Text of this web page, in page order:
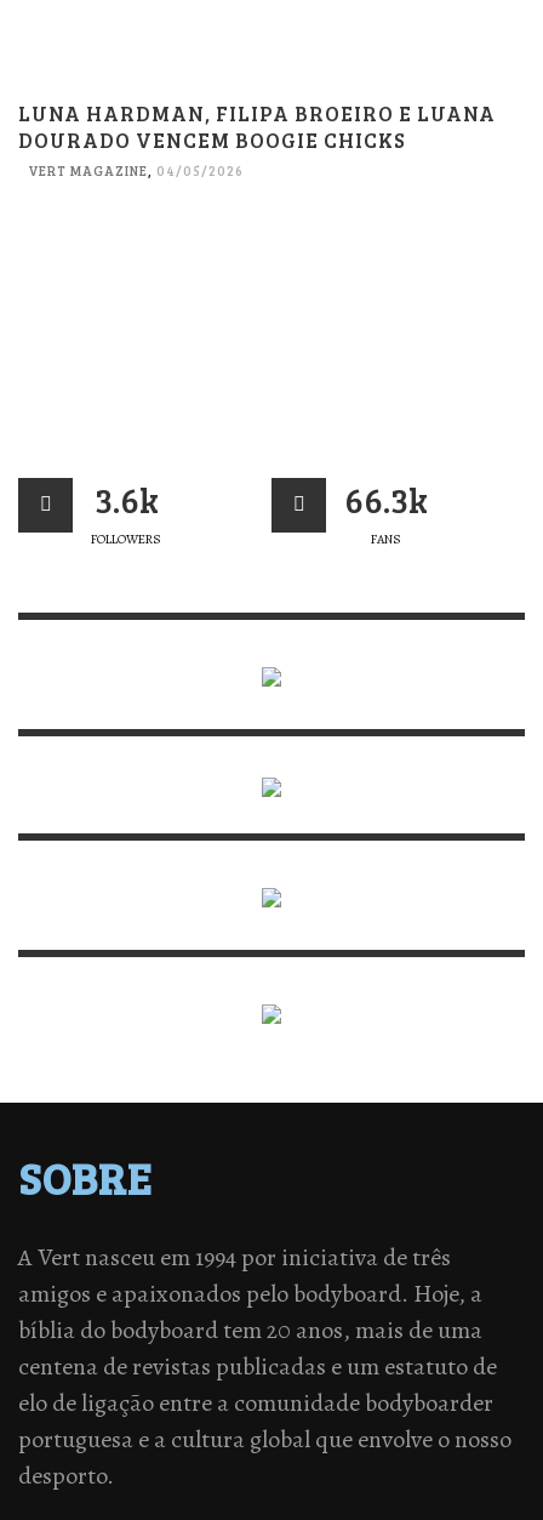
LUNA HARDMAN, FILIPA BROEIRO E LUANA
DOURADO VENCEM BOOGIE CHICKS
VERT MAGAZINE, 04/05/2026
3.6k
FOLLOWERS
66.3k
FANS
SOBRE
A Vert nasceu em 1994 por iniciativa de três
amigos e apaixonados pelo bodyboard. Hoje, a
bíblia do bodyboard tem 20 anos, mais de uma
centena de revistas publicadas e um estatuto de
elo de ligação entre a comunidade bodyboarder
portuguesa e a cultura global que envolve o nosso
desporto.